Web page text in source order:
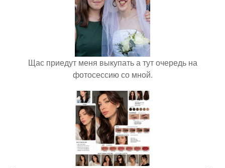
Щас приедут меня выкупать а тут очередь на
фотосессию со мной.